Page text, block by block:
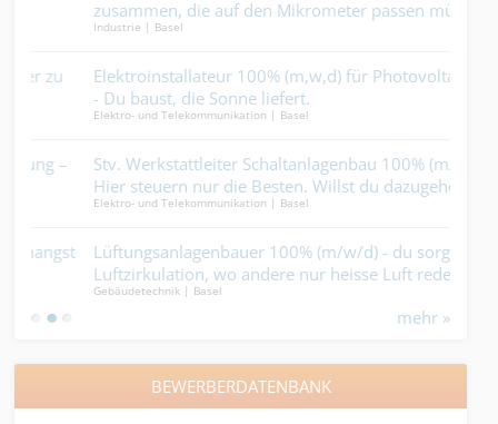
zusammen, die auf den Mikrometer passen müssen.
Mehr geht nicht....
Industrie | Basel
Elektroinstallateur 100% (m,w,d) für Photovoltaikanlagen
- Du baust, die Sonne liefert.
Elektro- und Telekommunikation | Basel
Stv. Werkstattleiter Schaltanlagenbau 100% (m/w/d) –
Hier steuern nur die Besten. Willst du dazugehören?.
Elektro- und Telekommunikation | Basel
Lüftungsanlagenbauer 100% (m/w/d) - du sorgst für
Luftzirkulation, wo andere nur heisse Luft reden....
Gebäudetechnik | Basel
mehr »
BEWERBERDATENBANK